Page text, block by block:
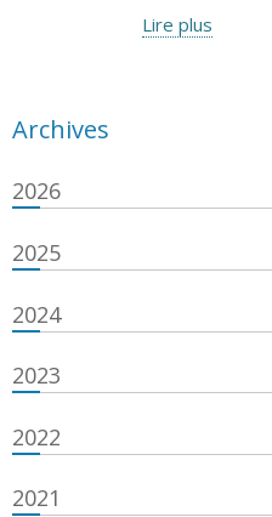
Lire plus
Archives
2026
2025
2024
2023
2022
2021